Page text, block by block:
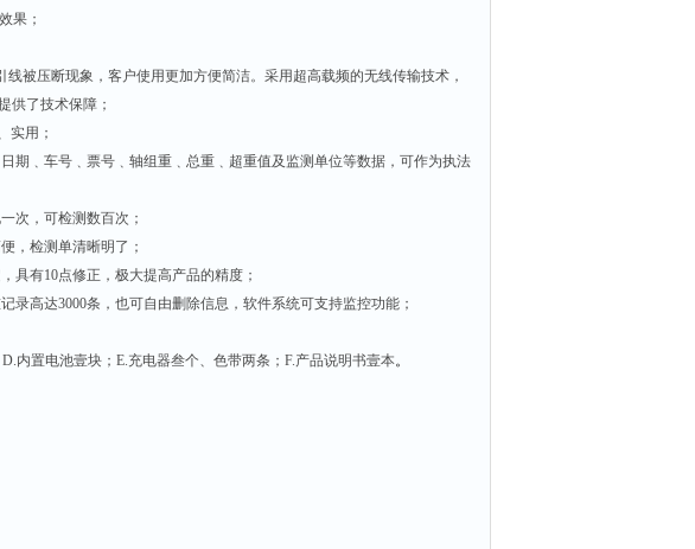
果；
被压断现象，客户使用更加方便简洁。采用超高载频的无线传输技术，
供了技术保障；
实用；
期﹑车号﹑票号﹑轴组重﹑总重﹑超重值及监测单位等数据，可作为执法
次，可检测数百次；
，检测单清晰明了；
具有10点修正，极大提高产品的精度；
录高达3000条，也可自由删除信息，软件系统可支持监控功能；
内置电池壹块；E.充电器叁个、色带两条；F.产品说明书壹本。